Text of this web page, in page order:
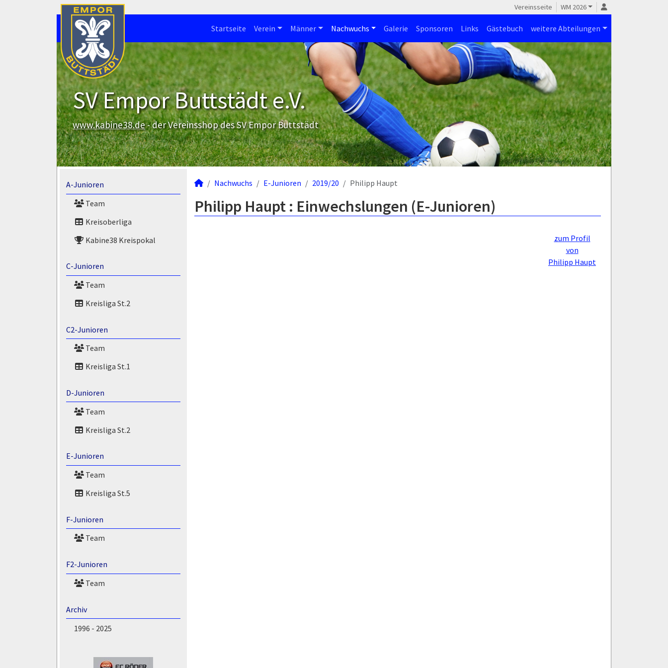
Vereinsseite WM 2026
Startseite Verein Männer Nachwuchs Galerie Sponsoren Links Gästebuch weitere Abteilungen
SV Empor Buttstädt e.V.
www.kabine38.de- der Vereinsshop des SV Empor Buttstädt
A-Junioren
Team
Kreisoberliga
Kabine38 Kreispokal
C-Junioren
Team
Kreisliga St.2
C2-Junioren
Team
Kreisliga St.1
D-Junioren
Team
Kreisliga St.2
E-Junioren
Team
Kreisliga St.5
F-Junioren
Team
F2-Junioren
Team
Archiv
1996 - 2025
Nachwuchs E-Junioren 2019/20 Philipp Haupt
Philipp Haupt : Einwechslungen (E-Junioren)
zum Profil
von
Philipp Haupt